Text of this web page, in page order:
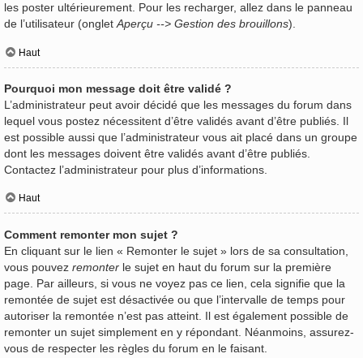
les poster ultérieurement. Pour les recharger, allez dans le panneau
de l’utilisateur (ongletAperçu --> Gestion des brouillons).
Haut
Pourquoi mon message doit être validé ?
L’administrateur peut avoir décidé que les messages du forum dans
lequel vous postez nécessitent d’être validés avant d’être publiés. Il
est possible aussi que l’administrateur vous ait placé dans un groupe
dont les messages doivent être validés avant d’être publiés.
Contactez l’administrateur pour plus d’informations.
Haut
Comment remonter mon sujet ?
En cliquant sur le lien « Remonter le sujet » lors de sa consultation,
vous pouvez remonter le sujet en haut du forum sur la première
page. Par ailleurs, si vous ne voyez pas ce lien, cela signifie que la
remontée de sujet est désactivée ou que l’intervalle de temps pour
autoriser la remontée n’est pas atteint. Il est également possible de
remonter un sujet simplement en y répondant. Néanmoins, assurez-
vous de respecter les règles du forum en le faisant.